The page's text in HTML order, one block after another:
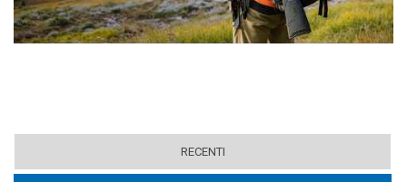
RECENTI